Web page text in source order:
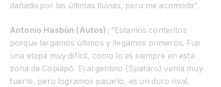
dañado por las últimas lluvias, pero me acomoda”.
Antonio Hasbún (Autos): “Estamos contentos
porque largamos últimos y llegamos primeros. Fue
una etapa muy difícil, como lo es siempre en esta
zona de Copiapó. El argentino (Spataro) venía muy
fuerte, pero logramos pasarlo, es un duro rival.